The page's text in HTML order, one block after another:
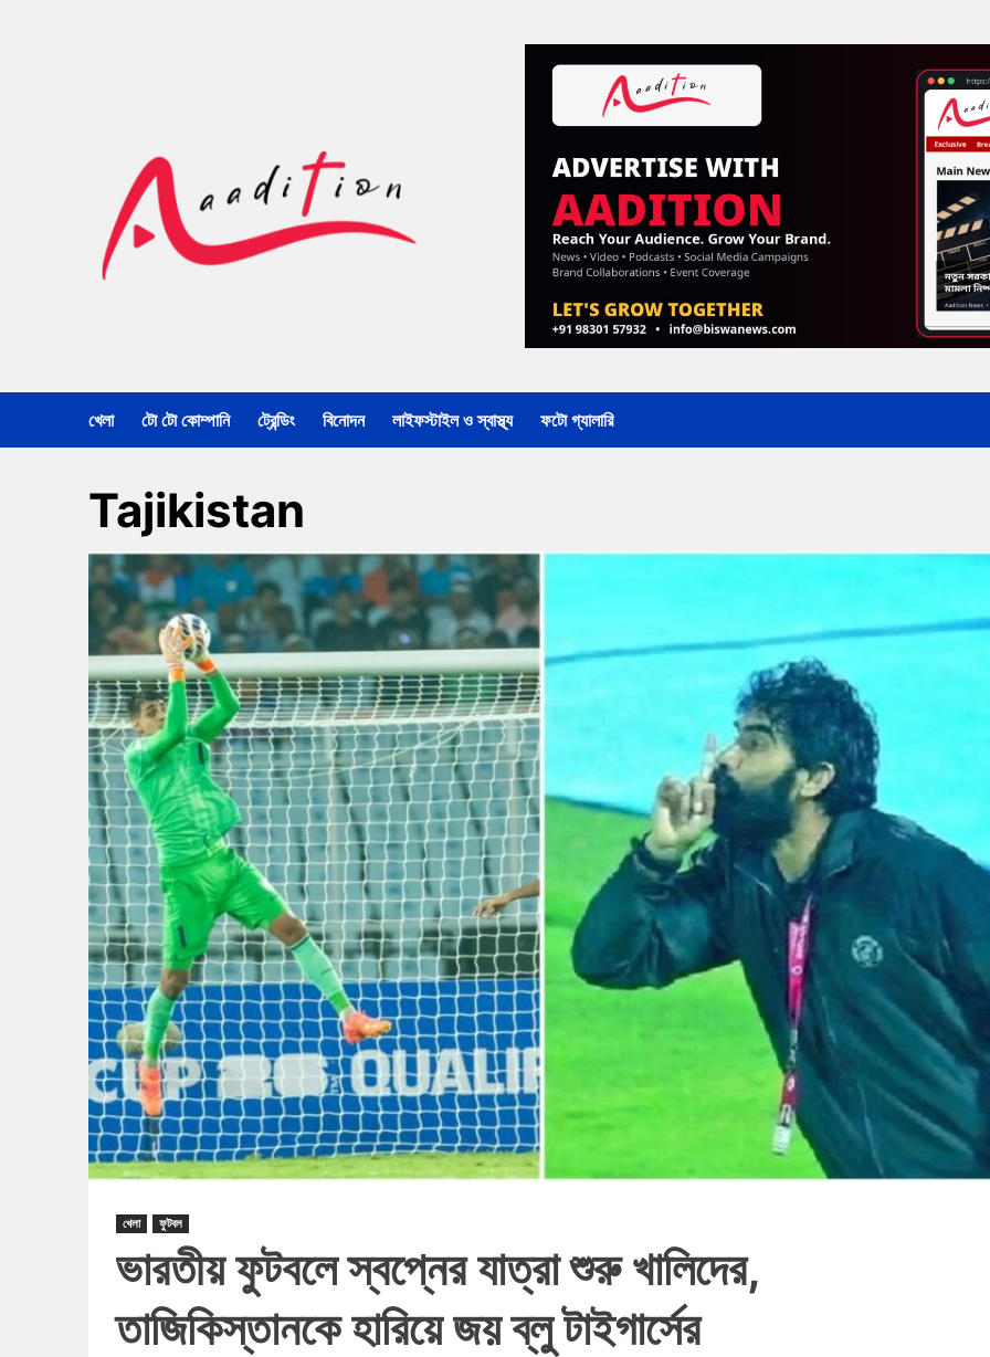
খেলা টো টো কোম্পানি ট্রেন্ডিং বিনোদন লাইফস্টাইল ও স্বাস্থ্য ফটো গ্যালারি
Tajikistan
খেলা ফুটবল
ভারতীয় ফুটবলে স্বপ্নের যাত্রা শুরু খালিদের,
তাজিকিস্তানকে হারিয়ে জয় ব্লু টাইগার্সের